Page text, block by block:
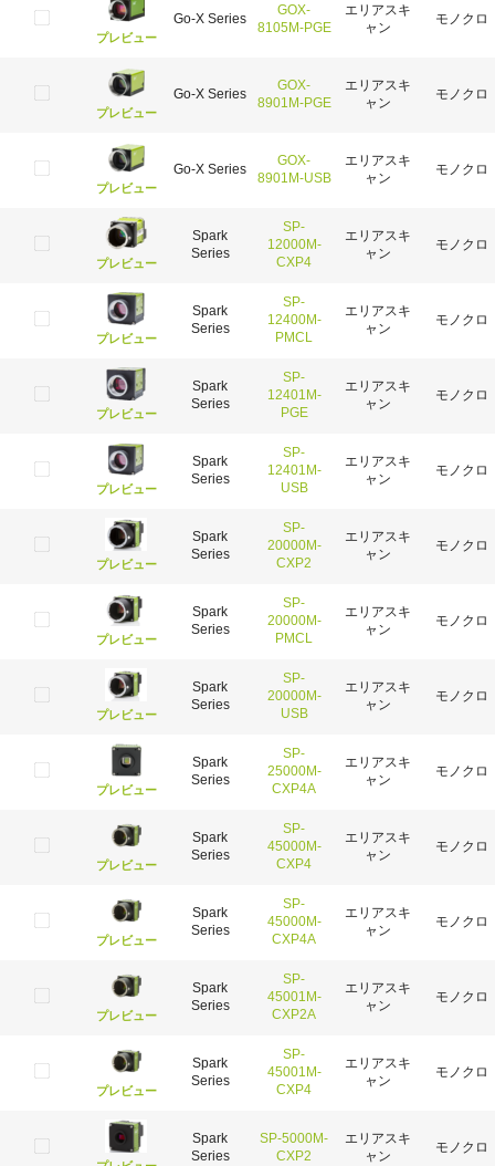
プレビュー
Go-X Series
GOX-
8105M-PGE
エリアスキ
ャン
モノクロ
プレビュー
Go-X Series
GOX-
8901M-PGE
エリアスキ
ャン
モノクロ
プレビュー
Go-X Series
GOX-
8901M-USB
エリアスキ
ャン
モノクロ
プレビュー
Spark
Series
SP-
12000M-
CXP4
エリアスキ
ャン
モノクロ
プレビュー
Spark
Series
SP-
12400M-
PMCL
エリアスキ
ャン
モノクロ
プレビュー
Spark
Series
SP-
12401M-
PGE
エリアスキ
ャン
モノクロ
プレビュー
Spark
Series
SP-
12401M-
USB
エリアスキ
ャン
モノクロ
プレビュー
Spark
Series
SP-
20000M-
CXP2
エリアスキ
ャン
モノクロ
プレビュー
Spark
Series
SP-
20000M-
PMCL
エリアスキ
ャン
モノクロ
プレビュー
Spark
Series
SP-
20000M-
USB
エリアスキ
ャン
モノクロ
プレビュー
Spark
Series
SP-
25000M-
CXP4A
エリアスキ
ャン
モノクロ
プレビュー
Spark
Series
SP-
45000M-
CXP4
エリアスキ
ャン
モノクロ
プレビュー
Spark
Series
SP-
45000M-
CXP4A
エリアスキ
ャン
モノクロ
プレビュー
Spark
Series
SP-
45001M-
CXP2A
エリアスキ
ャン
モノクロ
プレビュー
Spark
Series
SP-
45001M-
CXP4
エリアスキ
ャン
モノクロ
Spark
Series
SP-5000M-
CXP2
エリアスキ
ャン
モノクロ